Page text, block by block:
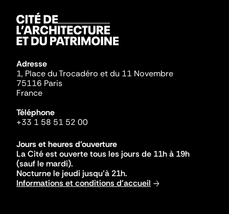
Adresse
1, Place du Trocadéro et du 11 Novembre
75116 Paris
France
Téléphone
+33 1 58 51 52 00
Jours et heures d'ouverture
La Cité est ouverte tous les jours de 11h à 19h
(sauf le mardi).
Nocturne le jeudi jusqu'à 21h.
Informations et conditions d'accueil